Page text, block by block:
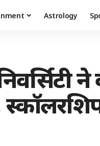
Astrology